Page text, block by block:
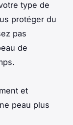
type de
protéger du
pas
de
et
peau plus